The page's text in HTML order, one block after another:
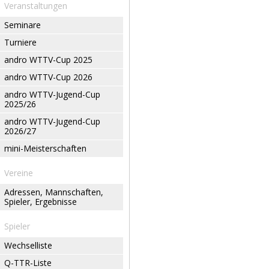
Veranstaltungen
Seminare
Turniere
andro WTTV-Cup 2025
andro WTTV-Cup 2026
andro WTTV-Jugend-Cup
2025/26
andro WTTV-Jugend-Cup
2026/27
mini-Meisterschaften
Vereine
Adressen, Mannschaften,
Spieler, Ergebnisse
Spieler
Wechselliste
Q-TTR-Liste